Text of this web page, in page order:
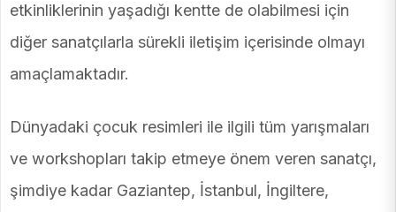
etkinliklerinin yaşadığı kentte de olabilmesi için
diğer sanatçılarla sürekli iletişim içerisinde olmayı
amaçlamaktadır.
Dünyadaki çocuk resimleri ile ilgili tüm yarışmaları
ve workshopları takip etmeye önem veren sanatçı,
şimdiye kadar Gaziantep, İstanbul, İngiltere,